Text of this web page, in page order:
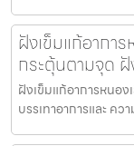
ฝังเข็มแก้อากา
กระตุ้นตามจุด
ฝังเข็มแก้อาการหนอ
บรรเทาอาการและ ค